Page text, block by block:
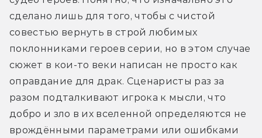
сделано лишь для того, чтобы с чистой
совестью вернуть в строй любимых
поклонниками героев серии, но в этом случае
сюжет в кои-то веки написан не просто как
оправдание для драк. Сценаристы раз за
разом подталкивают игрока к мысли, что
добро и зло в их вселенной определяются не
врождёнными параметрами или ошибками